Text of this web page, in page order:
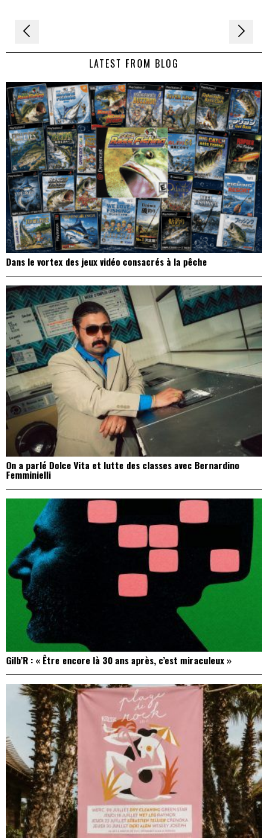
Navigation
de LATEST FROM BLOG
Dans le vortex des jeux vidéo consacrés à la pêche
On a parlé Dolce Vita et lutte des classes avec Bernardino
Femminielli
Gilb’R : « Être encore là 30 ans après, c’est miraculeux »